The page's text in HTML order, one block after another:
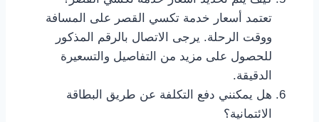
تعتمد أسعار خدمة تكسي القصر على المسافة
ووقت الرحلة. يرجى الاتصال بالرقم المذكور
للحصول على مزيد من التفاصيل والتسعيرة
الدقيقة.
هل يمكنني دفع التكلفة عن طريق البطاقة
الائتمانية؟